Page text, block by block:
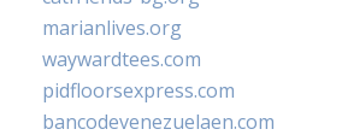
marianlives.org
waywardtees.com
pidfloorsexpress.com
bancodevenezuelaen.com